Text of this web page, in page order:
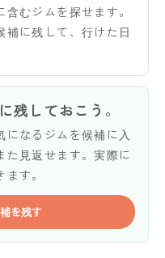
むジムを探せます。
に残して、行けた日
残しておこう。
なるジムを候補に入
た見返せます。実際に
す。
を残す